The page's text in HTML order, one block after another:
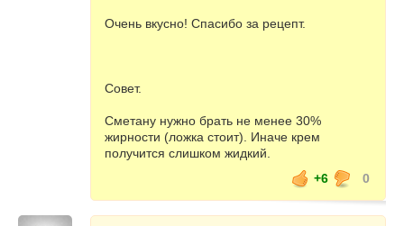
Очень вкусно! Спасибо за рецепт.
Совет.
Сметану нужно брать не менее 30%
жирности (ложка стоит). Иначе крем
получится слишком жидкий.
+6
0